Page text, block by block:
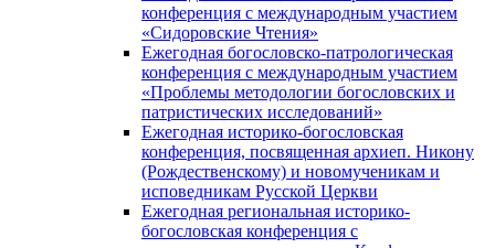
конференция с международным участием
«Сидоровские Чтения»
Ежегодная богословско-патрологическая
конференция с международным участием
«Проблемы методологии богословских и
патристических исследований»
Ежегодная историко-богословская
конференция, посвященная архиеп. Никону
(Рождественскому) и новомученикам и
исповедникам Русской Церкви
Ежегодная региональная историко-
богословская конференция с